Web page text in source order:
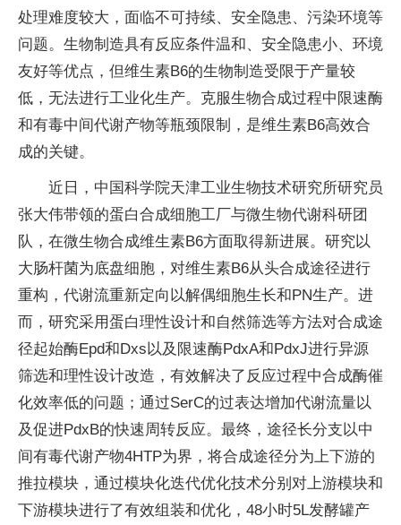
处理难度较大，面临不可持续、安全隐患、污染环境等
问题。生物制造具有反应条件温和、安全隐患小、环境
友好等优点，但维生素B6的生物制造受限于产量较
低，无法进行工业化生产。克服生物合成过程中限速酶
和有毒中间代谢产物等瓶颈限制，是维生素B6高效合
成的关键。
近日，中国科学院天津工业生物技术研究所研究员
张大伟带领的蛋白合成细胞工厂与微生物代谢科研团
队，在微生物合成维生素B6方面取得新进展。研究以
大肠杆菌为底盘细胞，对维生素B6从头合成途径进行
重构，代谢流重新定向以解偶细胞生长和PN生产。进
而，研究采用蛋白理性设计和自然筛选等方法对合成途
径起始酶Epd和Dxs以及限速酶PdxA和PdxJ进行异源
筛选和理性设计改造，有效解决了反应过程中合成酶催
化效率低的问题；通过SerC的过表达增加代谢流量以
及促进PdxB的快速周转反应。最终，途径长分支以中
间有毒代谢产物4HTP为界，将合成途径分为上下游的
推拉模块，通过模块化迭代优化技术分别对上游模块和
下游模块进行了有效组装和优化，48小时5L发酵罐产